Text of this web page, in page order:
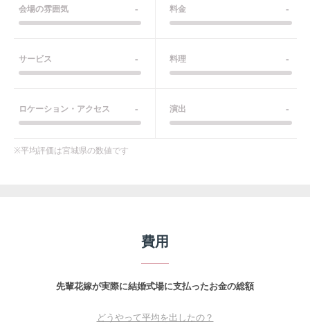
会場の雰囲気 - 料金 -
サービス - 料理 -
ロケーション・アクセス - 演出 -
※平均評価は宮城県の数値です
費用
先輩花嫁が実際に結婚式場に支払ったお金の総額
どうやって平均を出したの？